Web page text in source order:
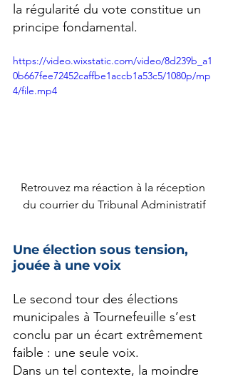
la régularité du vote constitue un
principe fondamental.
https://video.wixstatic.com/video/8d239b_a1
0b667fee72452caffbe1accb1a53c5/1080p/mp
4/file.mp4
Retrouvez ma réaction à la réception
du courrier du Tribunal Administratif
Une élection sous tension,
jouée à une voix
Le second tour des élections
municipales à Tournefeuille s’est
conclu par un écart extrêmement
faible : une seule voix.
Dans un tel contexte, la moindre